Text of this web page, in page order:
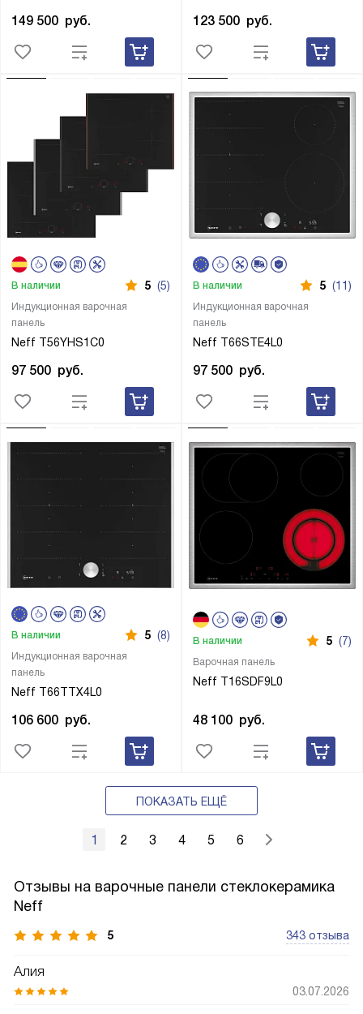
149 500 руб. 123 500 руб.
Индукционная варочная
панель
Neff T56YHS1C0
В наличии 5 (5)
97 500 руб.
Индукционная варочная
панель
Neff T66STE4L0
В наличии 5 (11)
97 500 руб.
Индукционная варочная
панель
Neff T66TTX4L0
В наличии 5 (8)
106 600 руб.
Варочная панель
Neff T16SDF9L0
В наличии 5 (7)
48 100 руб.
ПОКАЗАТЬ ЕЩЁ
1 2 3 4 5 6
Отзывы на варочные панели стеклокерамика
Neff
5 343 отзыва
Алия
03.07.2026